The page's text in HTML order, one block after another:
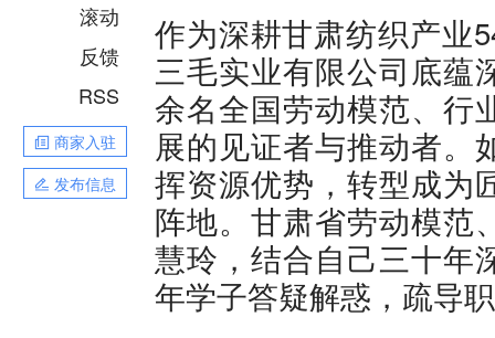
滚动
反馈
RSS
商家入驻
发布信息
作为深耕甘肃纺织产业
三毛实业有限公司底蕴
余名全国劳动模范、行
展的见证者与推动者。
挥资源优势，转型成为
阵地。甘肃省劳动模范
慧玲，结合自己三十年
年学子答疑解惑，疏导